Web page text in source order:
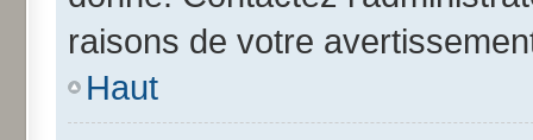
raisons de votre
Haut